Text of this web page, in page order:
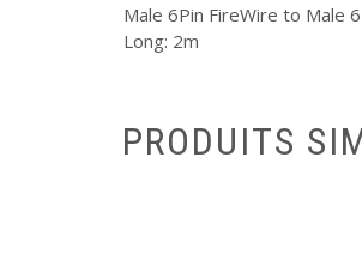
Male 6Pin FireWire to Male
Long: 2m
PRODUITS